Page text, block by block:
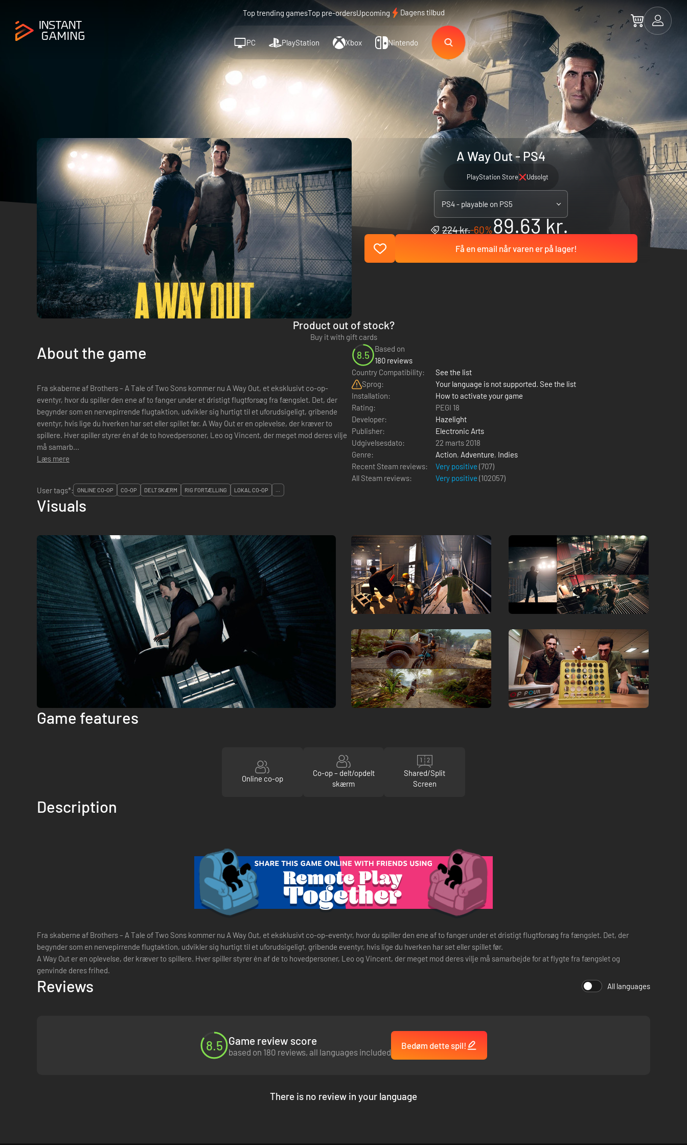
Top trending gamesTop pre-ordersUpcoming Dagens tilbud
PC PlayStation Xbox Nintendo
A Way Out - PS4
PlayStation Store Udsolgt
PS4 - playable on PS5
224 kr.-60%89.63 kr.
Få en email når varen er på lager!
Product out of stock?
Buy it with gift cards
About the game
Fra skaberne af Brothers – A Tale of Two Sons kommer nu A Way Out, et eksklusivt co-op-
eventyr, hvor du spiller den ene af to fanger under et dristigt flugtforsøg fra fængslet. Det, der
begynder som en nervepirrende flugtaktion, udvikler sig hurtigt til et uforudsigeligt, gribende
eventyr, hvis lige du hverken har set eller spillet før. A Way Out er en oplevelse, der kræver to
spillere. Hver spiller styrer én af de to hovedpersoner, Leo og Vincent, der meget mod deres vilje
må samarb...
Læs mere
8.5
Based on
180 reviews
Country Compatibility:
See the list
Sprog:
Your language is not supported. See the list
Installation:
How to activate your game
Rating:
PEGI 18
Developer:
Hazelight
Publisher:
Electronic Arts
Udgivelsesdato:
22 marts 2018
Genre:
Action, Adventure, Indies
Recent Steam reviews:
Very positive (707)
All Steam reviews:
Very positive (102057)
User tags*:
ONLINE CO-OP CO-OP DELT SKÆRM RIG FORTÆLLING LOKAL CO-OP ...
Visuals
Game features
Online co-op
Co-op – delt/opdelt
skærm
Shared/Split
Screen
Description
Fra skaberne af Brothers – A Tale of Two Sons kommer nu A Way Out, et eksklusivt co-op-eventyr, hvor du spiller den ene af to fanger under et dristigt flugtforsøg fra fængslet. Det, der
begynder som en nervepirrende flugtaktion, udvikler sig hurtigt til et uforudsigeligt, gribende eventyr, hvis lige du hverken har set eller spillet før.
A Way Out er en oplevelse, der kræver to spillere. Hver spiller styrer én af de to hovedpersoner, Leo og Vincent, der meget mod deres vilje må samarbejde for at flygte fra fængslet og
genvinde deres frihed.
Reviews All languages
8.5 Game review score
based on 180 reviews, all languages included
Bedøm dette spil!
There is no review in your language